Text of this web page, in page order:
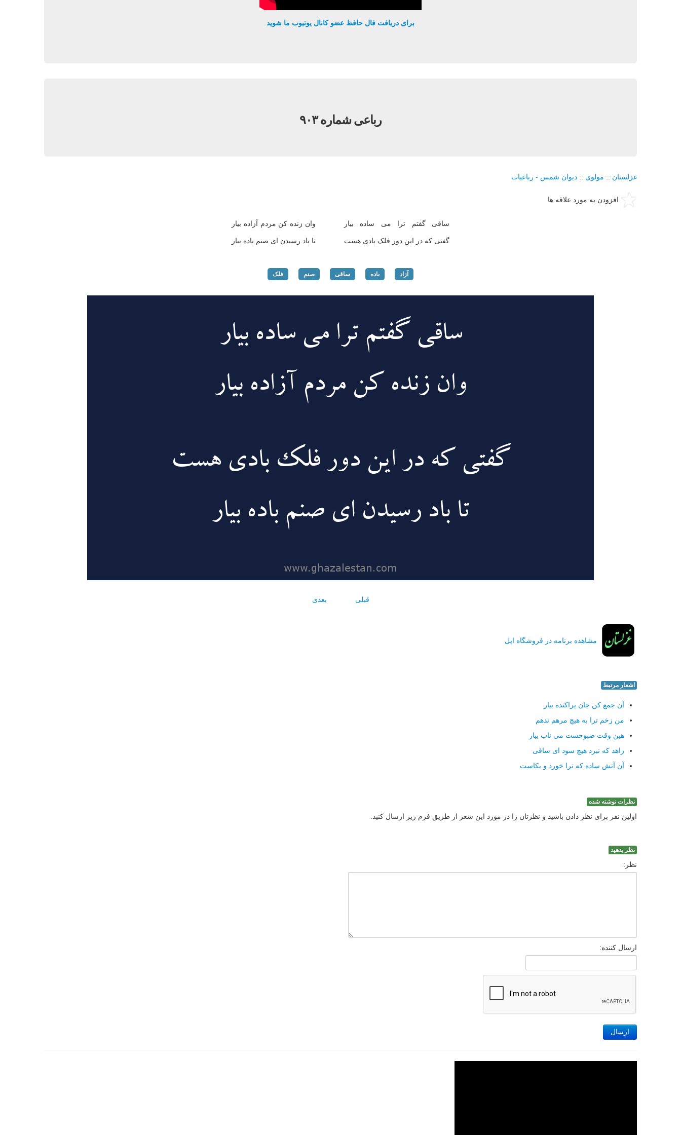
برای دریافت فال حافظ عضو کانال یوتیوب ما شوید
رباعی شماره ۹۰۳
غزلستان :: مولوی :: دیوان شمس - رباعیات
افزودن به مورد علاقه ها
ساقی گفتم ترا می ساده بیار وان زنده کن مردم آزاده بیار
گفتی که در این دور فلک بادی هست تا باد رسیدن ای صنم باده بیار
آزاد باده ساقی صنم فلک
قبلی بعدی
مشاهده برنامه در فروشگاه اپل
اشعار مرتبط
آن جمع کن جان پراکنده بیار
من زخم ترا به هیچ مرهم ندهم
هین وقت صبوحست می ناب بیار
زاهد که نبرد هیچ سود ای ساقی
آن آتش ساده که ترا خورد و بکاست
نظرات نوشته شده
اولین نفر برای نظر دادن باشید و نظرتان را در مورد این شعر از طریق فرم زیر ارسال کنید.
نظر بدهید
نظر:
ارسال کننده:
ارسال